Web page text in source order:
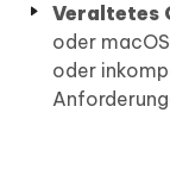
Veraltetes
oder
oder